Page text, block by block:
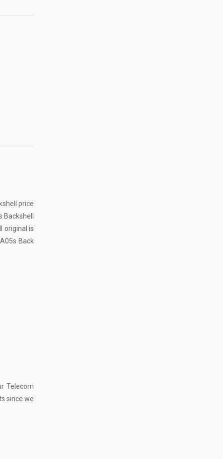
price
original is
Back
Telecom
since we